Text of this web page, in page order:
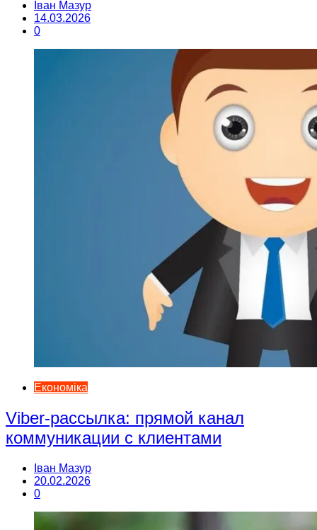
Іван Мазур
14.03.2026
0
Економіка
Viber-рассылка: прямой канал
коммуникации с клиентами
Іван Мазур
20.02.2026
0